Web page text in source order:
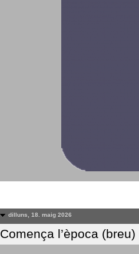
dilluns, 18. maig 2026
Comença l’època